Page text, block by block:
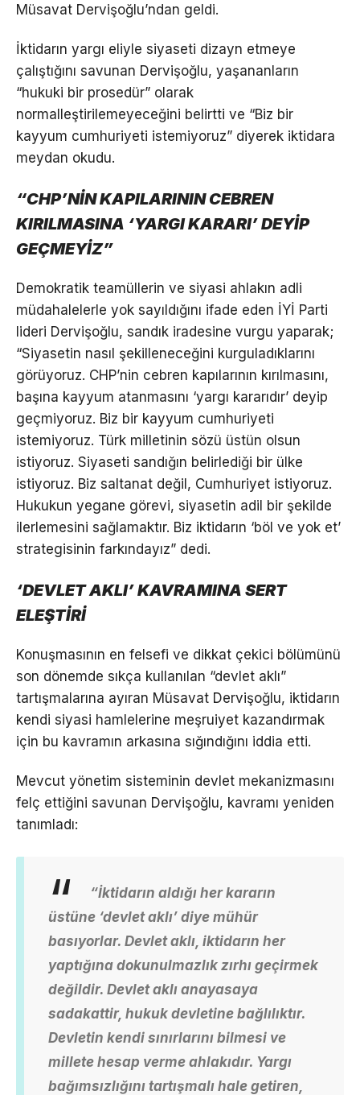
Müsavat Dervişoğlu’ndan geldi.
İktidarın yargı eliyle siyaseti dizayn etmeye
çalıştığını savunan Dervişoğlu, yaşananların
“hukuki bir prosedür” olarak
normalleştirilemeyeceğini belirtti ve “Biz bir
kayyum cumhuriyeti istemiyoruz” diyerek iktidara
meydan okudu.
“CHP’NİN KAPILARININ CEBREN
KIRILMASINA ‘YARGI KARARI’ DEYİP
GEÇMEYİZ”
Demokratik teamüllerin ve siyasi ahlakın adli
müdahalelerle yok sayıldığını ifade eden İYİ Parti
lideri Dervişoğlu, sandık iradesine vurgu yaparak;
“Siyasetin nasıl şekilleneceğini kurguladıklarını
görüyoruz. CHP’nin cebren kapılarının kırılmasını,
başına kayyum atanmasını ‘yargı kararıdır’ deyip
geçmiyoruz. Biz bir kayyum cumhuriyeti
istemiyoruz. Türk milletinin sözü üstün olsun
istiyoruz. Siyaseti sandığın belirlediği bir ülke
istiyoruz. Biz saltanat değil, Cumhuriyet istiyoruz.
Hukukun yegane görevi, siyasetin adil bir şekilde
ilerlemesini sağlamaktır. Biz iktidarın ‘böl ve yok et’
strategisinin farkındayız” dedi.
‘DEVLET AKLI’ KAVRAMINA SERT
ELEŞTİRİ
Konuşmasının en felsefi ve dikkat çekici bölümünü
son dönemde sıkça kullanılan “devlet aklı”
tartışmalarına ayıran Müsavat Dervişoğlu, iktidarın
kendi siyasi hamlelerine meşruiyet kazandırmak
için bu kavramın arkasına sığındığını iddia etti.
Mevcut yönetim sisteminin devlet mekanizmasını
felç ettiğini savunan Dervişoğlu, kavramı yeniden
tanımladı:
“İktidarın aldığı her kararın
üstüne ‘devlet aklı’ diye mühür
basıyorlar. Devlet aklı, iktidarın her
yaptığına dokunulmazlık zırhı geçirmek
değildir. Devlet aklı anayasaya
sadakattir, hukuk devletine bağlılıktır.
Devletin kendi sınırlarını bilmesi ve
millete hesap verme ahlakıdır. Yargı
bağımsızlığını tartışmalı hale getiren,